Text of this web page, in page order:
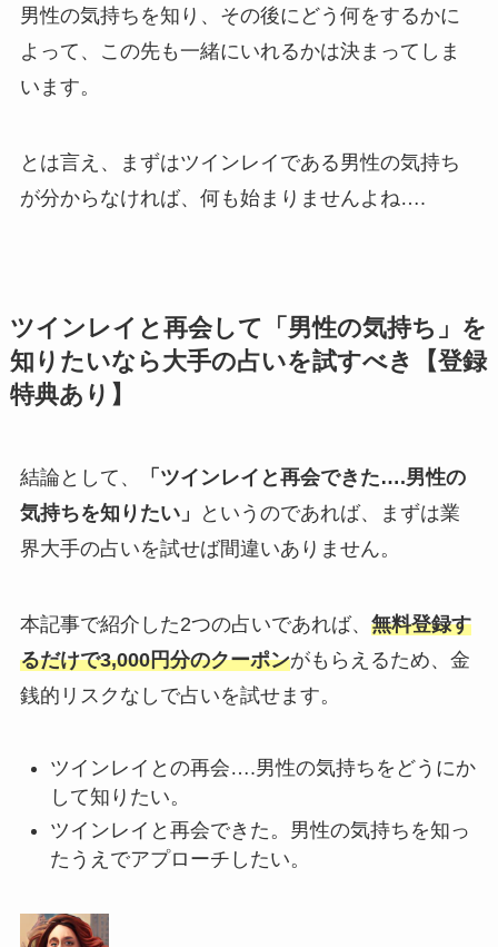
男性の気持ちを知り、その後にどう何をするかに
よって、この先も一緒にいれるかは決まってしま
います。
とは言え、まずはツインレイである男性の気持ち
が分からなければ、何も始まりませんよね….
ツインレイと再会して「男性の気持ち」を
知りたいなら大手の占いを試すべき【登録
特典あり】
結論として、
「ツインレイと再会できた….男性の
気持ちを知りたい」
というのであれば、まずは業
界大手の占いを試せば間違いありません。
本記事で紹介した2つの占いであれば、 無料登録す
るだけで3,000円分のクーポンがもらえるため、金
銭的リスクなしで占いを試せます。
ツインレイとの再会….男性の気持ちをどうにか
して知りたい。
ツインレイと再会できた。男性の気持ちを知っ
たうえでアプローチしたい。